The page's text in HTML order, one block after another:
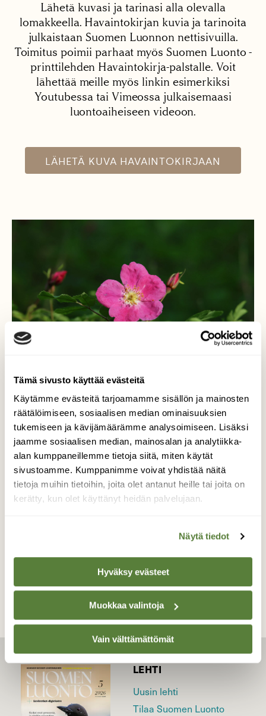
Tämä sivusto käyttää evästeitä
Käytämme evästeitä tarjoamamme sisällön ja mainosten
räätälöimiseen, sosiaalisen median ominaisuuksien
tukemiseen ja kävijämäärämme analysoimiseen. Lisäksi
jaamme sosiaalisen median, mainosalan ja analytiikka-
alan kumppaneillemme tietoja siitä, miten käytät
sivustoamme. Kumppanimme voivat yhdistää näitä
tietoja muihin tietoihin, joita olet antanut heille tai joita on
kerätty, kun olet käyttänyt heidän palvelujaan.
Näytä tiedot
Hyväksy evästeet
Muokkaa valintoja
Vain välttämättömät
Lähetä kuvasi ja tarinasi alla olevalla
lomakkeella. Havaintokirjan kuvia ja tarinoita
julkaistaan Suomen Luonnon nettisivuilla.
Toimitus poimii parhaat myös Suomen Luonto -
printtilehden Havaintokirja-palstalle. Voit
lähettää meille myös linkin esimerkiksi
Youtubessa tai Vimeossa julkaisemaasi
luontoaiheiseen videoon.
LÄHETÄ KUVA HAVAINTOKIRJAAN
Ruusu
Keskikesä lähestyy ja ruusut puhkeaa
kukkaan.
Valokuvaaja: Jaana Saarelainen, Marjala, Joensuu
7.6.2025
TAKAISIN LISTAAN
LEHTI
Uusin lehti
Tilaa Suomen Luonto